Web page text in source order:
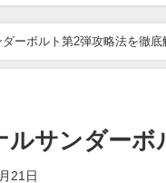
ーボルト第2弾攻略法を徹底
サンダーボ
21日